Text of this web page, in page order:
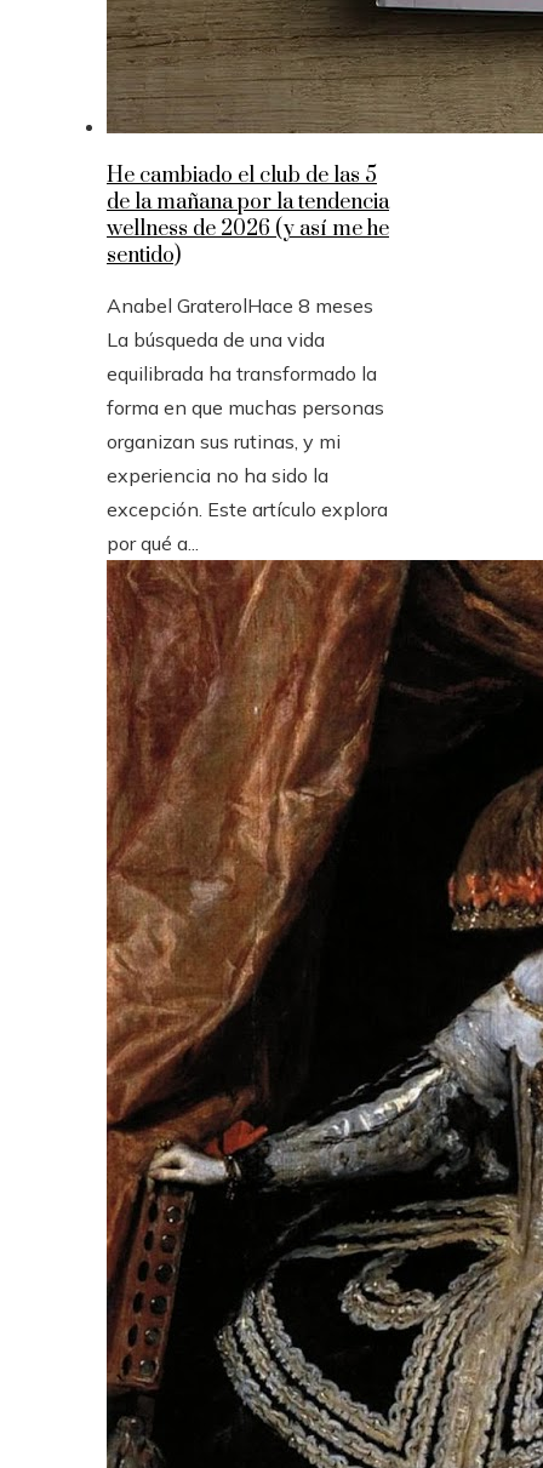
He cambiado el club de las 5
de la mañana por la tendencia
wellness de 2026 (y así me he
sentido)
Anabel GraterolHace 8 meses
La búsqueda de una vida
equilibrada ha transformado la
forma en que muchas personas
organizan sus rutinas, y mi
experiencia no ha sido la
excepción. Este artículo explora
por qué a...